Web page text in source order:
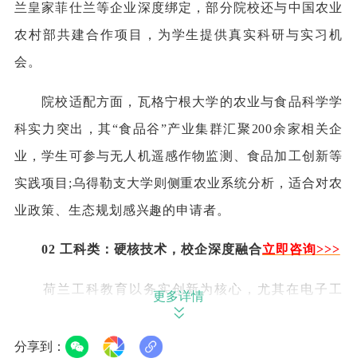
兰皇家菲仕兰等企业深度绑定，部分院校还与中国农业
农村部共建合作项目，为学生提供真实科研与实习机
会。
院校适配方面，瓦格宁根大学的农业与食品科学学
科实力突出，其“食品谷”产业集群汇聚200余家相关企
业，学生可参与无人机遥感作物监测、食品加工创新等
实践项目;乌得勒支大学则侧重农业系统分析，适合对农
业政策、生态规划感兴趣的申请者。
02 工科类：硬核技术，校企深度融合立即咨询>>>
荷兰工科教育以务实创新为核心，尤其在电子工
程、水利工程、机械工程等领域实力雄厚，“4TU”联盟
院校(代尔夫特理工、埃因霍温理工等)是工科申请者的
更多详情
分享到：